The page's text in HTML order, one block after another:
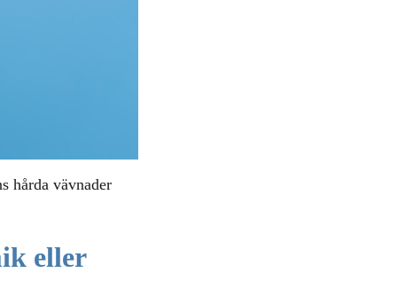
hårda vävnader
eller